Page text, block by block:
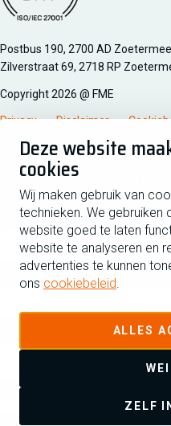
Deze website
cookies
Wij maken gebruik van
technieken. We gebruiken
website goed te laten
website te analyseren en
advertenties te kunnen
ons cookiebeleid.
ALLES
ZELF
Managementsyteem
Postbus 190, 2700 AD
Zilverstraat 69, 2718 RP
Copyright 2026 @ FME
Privacy Disclaimer
Schrijf je in voor de
Voornaam
Achternaam
Ja ik schrijf me in voor de